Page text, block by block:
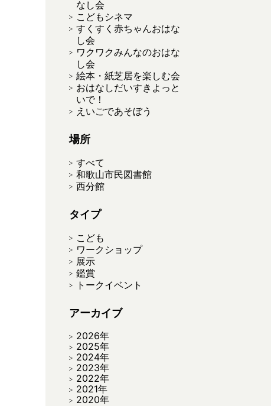
なし会
こどもシネマ
すくすく赤ちゃんおはな
し会
ワクワクみんなのおはな
し会
絵本・紙芝居を楽しむ会
おはなしだいすきよっと
いで！
えいごであそぼう
場所
すべて
和歌山市民図書館
西分館
タイプ
こども
ワークショップ
展示
鑑賞
トークイベント
アーカイブ
2026年
2025年
2024年
2023年
2022年
2021年
2020年